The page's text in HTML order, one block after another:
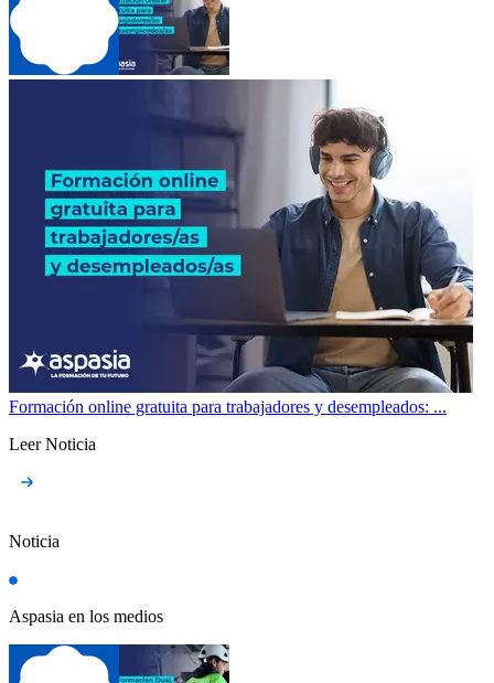
Formación online gratuita para trabajadores y desempleados: ...
Leer Noticia
Noticia
Aspasia en los medios